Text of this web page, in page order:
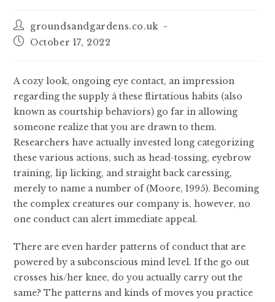
groundsandgardens.co.uk
October 17, 2022
A cozy look, ongoing eye contact, an impression
regarding the supply â these flirtatious habits (also
known as courtship behaviors) go far in allowing
someone realize that you are drawn to them.
Researchers have actually invested long categorizing
these various actions, such as head-tossing, eyebrow
training, lip licking, and straight back caressing,
merely to name a number of (Moore, 1995). Becoming
the complex creatures our company is, however, no
one conduct can alert immediate appeal.
There are even harder patterns of conduct that are
powered by a subconscious mind level. If the go out
crosses his/her knee, do you actually carry out the
same? The patterns and kinds of moves you practice